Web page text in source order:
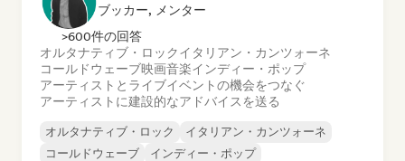
ブッカー, メンター
>600件の回答
オルタナティブ・ロックイタリアン・カンツォーネ
コールドウェーブ映画音楽インディー・ポップ
アーティストとライブイベントの機会をつなぐ
アーティストに建設的なアドバイスを送る
オルタナティブ・ロック
イタリアン・カンツォーネ
コールドウェーブ
インディー・ポップ